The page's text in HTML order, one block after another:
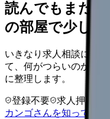
読んでもまだ
の部屋で少し話
いきなり求人相談には
て、何がつらいのか、
に整理します。
登録不要 求人押し売
カンゴさんを知ってから